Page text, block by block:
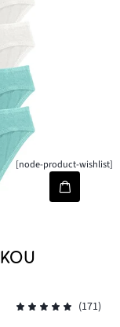
[node-product-wishlist]
(171)